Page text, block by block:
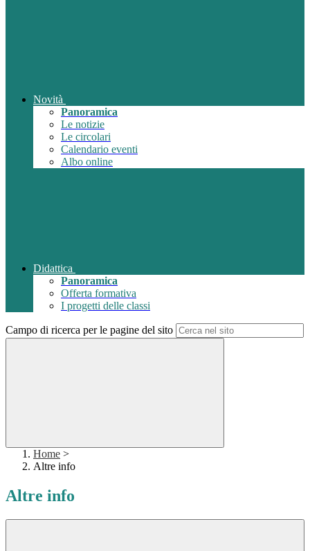
Novità
Panoramica
Le notizie
Le circolari
Calendario eventi
Albo online
Didattica
Panoramica
Offerta formativa
I progetti delle classi
Campo di ricerca per le pagine del sito
Home >
Altre info
Altre info